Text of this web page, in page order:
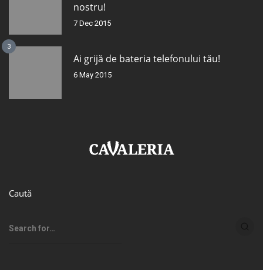
nostru!
7 Dec 2015
3
Ai grijă de bateria telefonului tău!
6 May 2015
Caută